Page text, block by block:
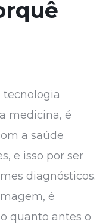
tecnologia
medicina, é
a saúde
e isso por ser
diagnósticos.
é
quanto antes o